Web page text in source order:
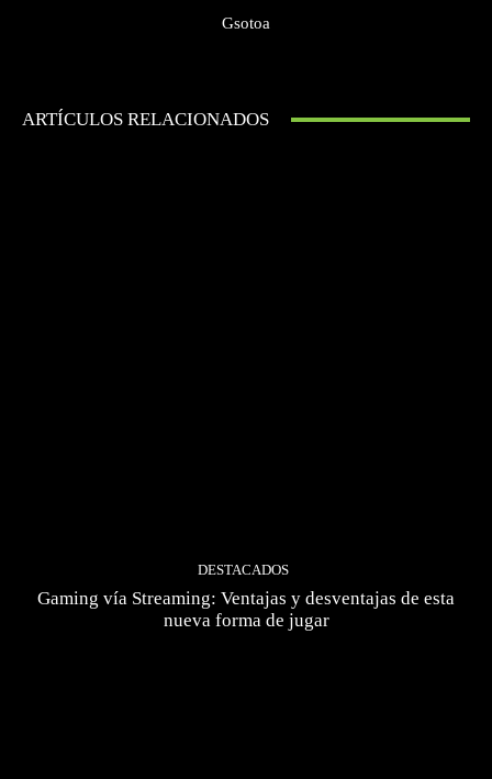
Gsotoa
ARTÍCULOS RELACIONADOS
DESTACADOS
Gaming vía Streaming: Ventajas y desventajas de esta
nueva forma de jugar